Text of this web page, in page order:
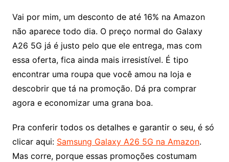
Vai por mim, um desconto de até 16% na Amazon
não aparece todo dia. O preço normal do Galaxy
A26 5G já é justo pelo que ele entrega, mas com
essa oferta, fica ainda mais irresistível. É tipo
encontrar uma roupa que você amou na loja e
descobrir que tá na promoção. Dá pra comprar
agora e economizar uma grana boa.
Pra conferir todos os detalhes e garantir o seu, é só
clicar aqui: Samsung Galaxy A26 5G na Amazon.
Mas corre, porque essas promoções costumam